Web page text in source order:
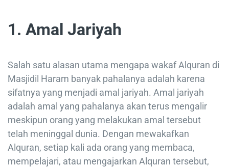
1. Amal Jariyah
Salah satu alasan utama mengapa wakaf Alquran di
Masjidil Haram banyak pahalanya adalah karena
sifatnya yang menjadi amal jariyah. Amal jariyah
adalah amal yang pahalanya akan terus mengalir
meskipun orang yang melakukan amal tersebut
telah meninggal dunia. Dengan mewakafkan
Alquran, setiap kali ada orang yang membaca,
mempelajari, atau mengajarkan Alquran tersebut,